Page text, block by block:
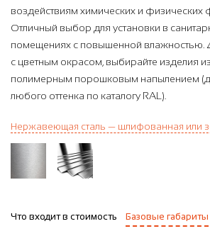
воздействиям химических и физических
Отличный выбор для установки в
помещениях с повышенной влажностью.
с цветным окрасом, выбирайте изделия
полимерным порошковым напылением
любого оттенка по каталогу RAL).
Нержавеющая сталь — шлифованная или
Что входит в стоимость Базовые габариты